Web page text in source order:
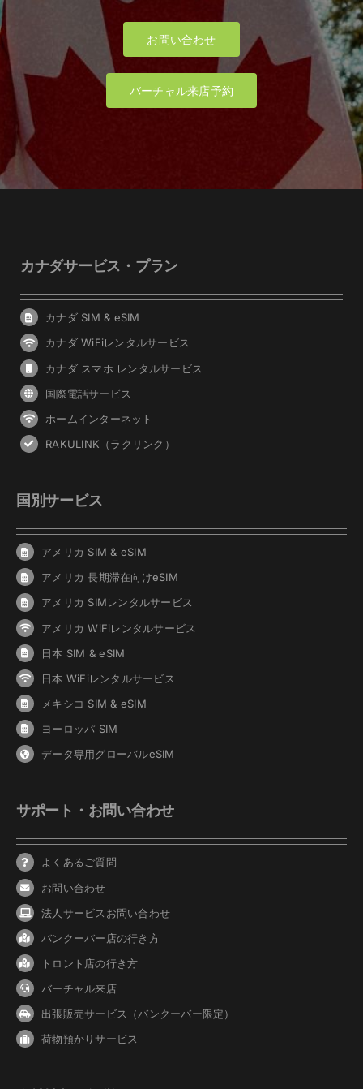
お問い合わせ
バーチャル来店予約
カナダサービス・プラン
カナダ SIM & eSIM
カナダ WiFiレンタルサービス
カナダ スマホ レンタルサービス
国際電話サービス
ホームインターネット
RAKULINK（ラクリンク）
国別サービス
アメリカ SIM & eSIM
アメリカ 長期滞在向けeSIM
アメリカ SIMレンタルサービス
アメリカ WiFiレンタルサービス
日本 SIM & eSIM
日本 WiFiレンタルサービス
メキシコ SIM & eSIM
ヨーロッパ SIM
データ専用グローバルeSIM
サポート・お問い合わせ
よくあるご質問
お問い合わせ
法人サービスお問い合わせ
バンクーバー 店の行き方
トロント店の行き方
バーチャル来店
出張販売サービス（バンクーバー限定）
荷物預かりサービス